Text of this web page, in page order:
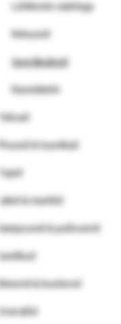
Lühikeste säärtega
Retuusid
Spordipüksid
Rasedatele
Teksad
Pluusid & tuunikad
Topid
Jakid & mantlid
Kampsunid & pulloverid
Seelikud
Bleisrid & boolerod
Overallid